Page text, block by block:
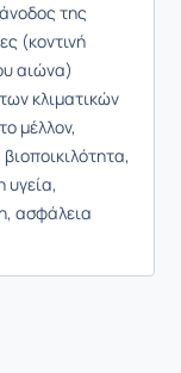
της
(κοντινή
αιώνα)
κλιματικών
μέλλον,
υγεία,
ασφάλεια